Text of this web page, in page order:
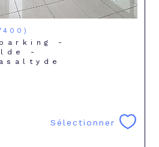
-
-
Sélectionner